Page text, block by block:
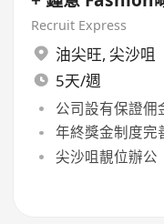
Recruit Express
油尖旺, 尖沙咀
5天/週
公司設有保證佣
年終獎金制度完
尖沙咀靚位辦公